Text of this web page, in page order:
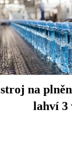
stroj na
lahví 3